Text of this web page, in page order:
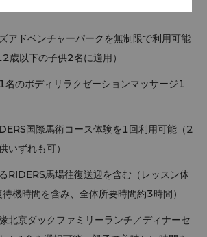
アドベンチャーパークを無制限で利用可能
歳以下の子供2名に適用）
名のボディリラクゼーションマッサージ1
国際馬術コース体験を1回利用可能（2
いずれも可）
RIDERS馬場往復送迎を含む（レッスン体
機時間を含み、全体所要時間約3時間）
北京ダックファミリーランチ／ディナーセ